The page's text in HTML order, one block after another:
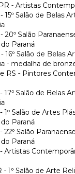
- Artistas
15º Salão de Belas
20º Salão
Paraná
16º Salão de Belas
- medalha de
RS - Pintores
17º Salão de Belas
1º Salão de Artes
Paraná
22º Salão
Paraná
Artistas
1º Salão de Arte